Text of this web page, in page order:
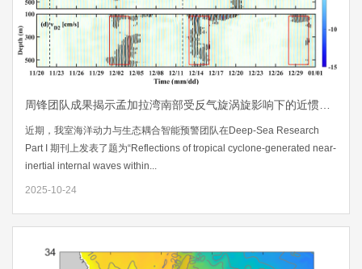
近期，我室海洋动力与生态耦合智能预警团队在Deep-Sea Research
Part I 期刊上发表了题为“Reflections of tropical cyclone-generated near-
inertial internal waves within...
2025-10-24